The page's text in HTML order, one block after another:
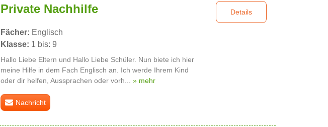
Private Nachhilfe
Fächer: Englisch
Klasse: 1 bis: 9
Hallo Liebe Eltern und Hallo Liebe Schüler. Nun biete ich hier
meine Hilfe in dem Fach Englisch an. Ich werde Ihrem Kind
oder dir helfen, Aussprachen oder vorh... » mehr
Details
Nachricht